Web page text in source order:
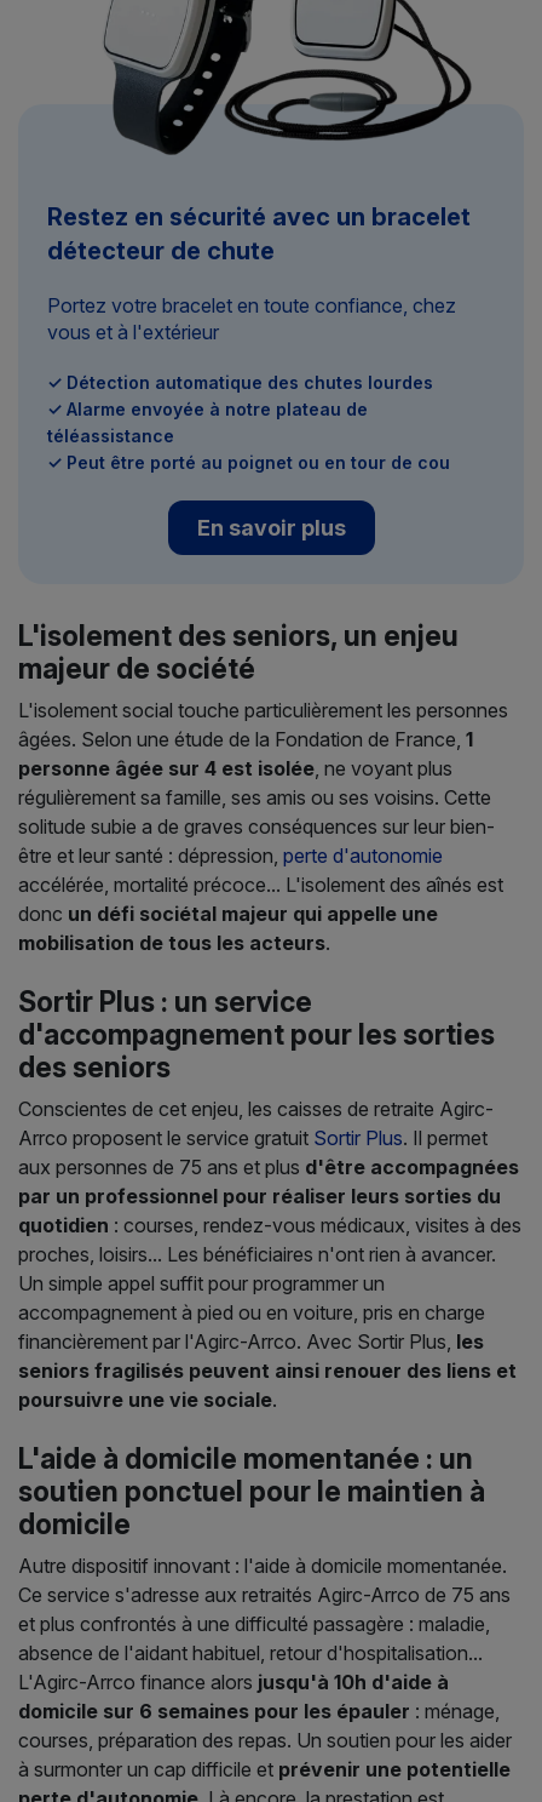
Restez en sécurité avec un bracelet
détecteur de chute
Portez votre bracelet en toute confiance, chez
vous et à l'extérieur
✓ Détection automatique des chutes lourdes
✓ Alarme envoyée à notre plateau de
téléassistance
✓ Peut être porté au poignet ou en tour de cou
En savoir plus
L'isolement des seniors, un enjeu
majeur de société
L'isolement social touche particulièrement les personnes
âgées. Selon une étude de la Fondation de France, 1
personne âgée sur 4 est isolée , ne voyant plus
régulièrement sa famille, ses amis ou ses voisins. Cette
solitude subie a de graves conséquences sur leur bien-
être et leur santé : dépression, perte d'autonomie
accélérée, mortalité précoce... L'isolement des aînés est
donc un défi sociétal majeur qui appelle une
mobilisation de tous les acteurs.
Sortir Plus : un service
d'accompagnement pour les sorties
des seniors
Conscientes de cet enjeu, les caisses de retraite Agirc-
Arrco proposent le service gratuit Sortir Plus. Il permet
aux personnes de 75 ans et plus d'être accompagnées
par un professionnel pour réaliser leurs sorties du
quotidien : courses, rendez-vous médicaux, visites à des
proches, loisirs... Les bénéficiaires n'ont rien à avancer.
Un simple appel suffit pour programmer un
accompagnement à pied ou en voiture, pris en charge
financièrement par l'Agirc-Arrco. Avec Sortir Plus, les
seniors fragilisés peuvent ainsi renouer des liens et
poursuivre une vie sociale.
L'aide à domicile momentanée : un
soutien ponctuel pour le maintien à
domicile
Autre dispositif innovant : l'aide à domicile momentanée.
Ce service s'adresse aux retraités Agirc-Arrco de 75 ans
et plus confrontés à une difficulté passagère : maladie,
absence de l'aidant habituel, retour d'hospitalisation...
L'Agirc-Arrco finance alors jusqu'à 10h d'aide à
domicile sur 6 semaines pour les épauler : ménage,
courses, préparation des repas. Un soutien pour les aider
à surmonter un cap difficile et prévenir une potentielle